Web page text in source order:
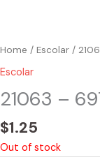
Home / Escolar /
Escolar
21063 –
$1.25
Out of stock